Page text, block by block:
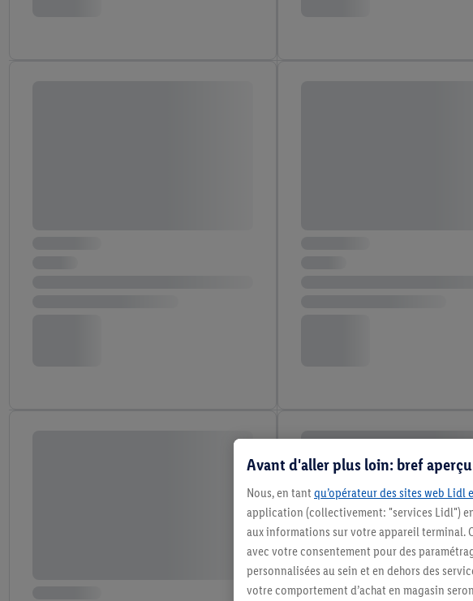
Avant d'aller plus loin: bref
Nous, en tant qu’opérateur des sites web Lidl
application (collectivement: "services Lidl")
aux informations sur votre appareil terminal.
avec votre consentement pour des
personnalisées au sein et en dehors des
votre comportement d’achat en magasin